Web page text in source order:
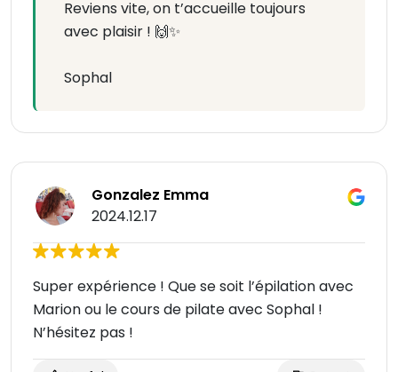
Reviens vite, on t’accueille toujours
avec plaisir ! 🙌✨
Sophal
Gonzalez Emma
2024.12.17
Super expérience ! Que se soit l’épilation avec
Marion ou le cours de pilate avec Sophal !
N’hésitez pas !